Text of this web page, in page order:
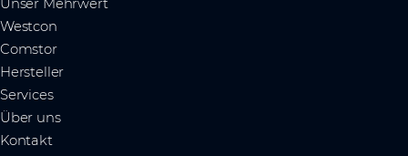
Unser Mehrwert
Westcon
Comstor
Hersteller
Services
Über uns
Kontakt